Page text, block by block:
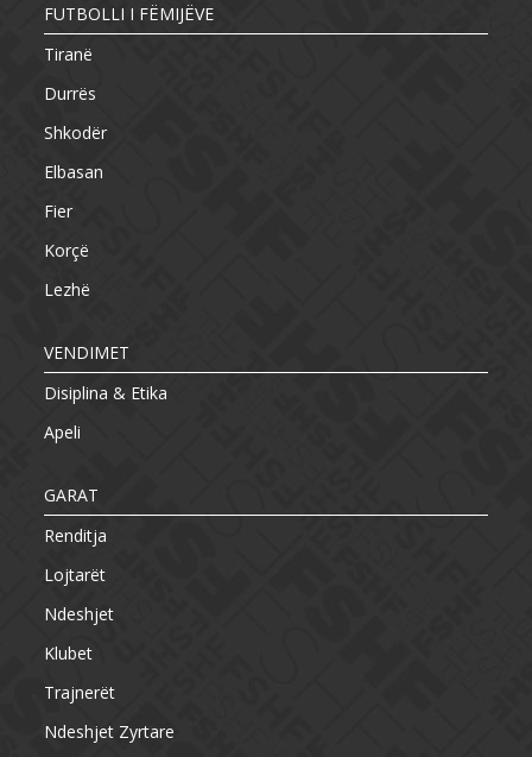
FUTBOLLI I FËMIJËVE
Tiranë
Durrës
Shkodër
Elbasan
Fier
Korçë
Lezhë
VENDIMET
Disiplina & Etika
Apeli
GARAT
Renditja
Lojtarët
Ndeshjet
Klubet
Trajnerët
Ndeshjet Zyrtare